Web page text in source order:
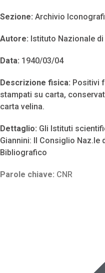
Sezione: Archivio
Autore: Istituto Nazionale di
Data: 1940/03/04
Descrizione fisica: Positivi
stampati su carta,
carta velina.
Dettaglio: Gli Istituti
Giannini: Il Consiglio Naz.le
Bibliografico
Parole chiave: CNR